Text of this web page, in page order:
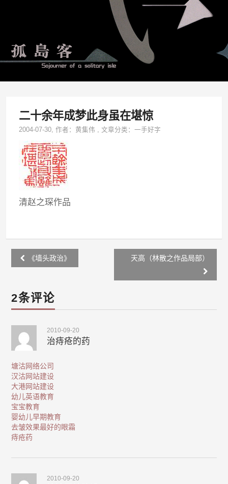
二十余年成梦此身虽在堪惊
2004-07-30, 作者：黄集伟 ,文章分类：一手好字
清赵之琛作品
Post
navigation
《墙头政治》 天高（林散之作品局部）
2条评论
2010-09-20
治痔疮的药
塘沽网络公司
汉沽网站建设
大港网站建设
幼儿英语教育
宝宝教育
婴幼儿早期教育
去皱效果最好的眼霜
痔疮药
2010-09-20